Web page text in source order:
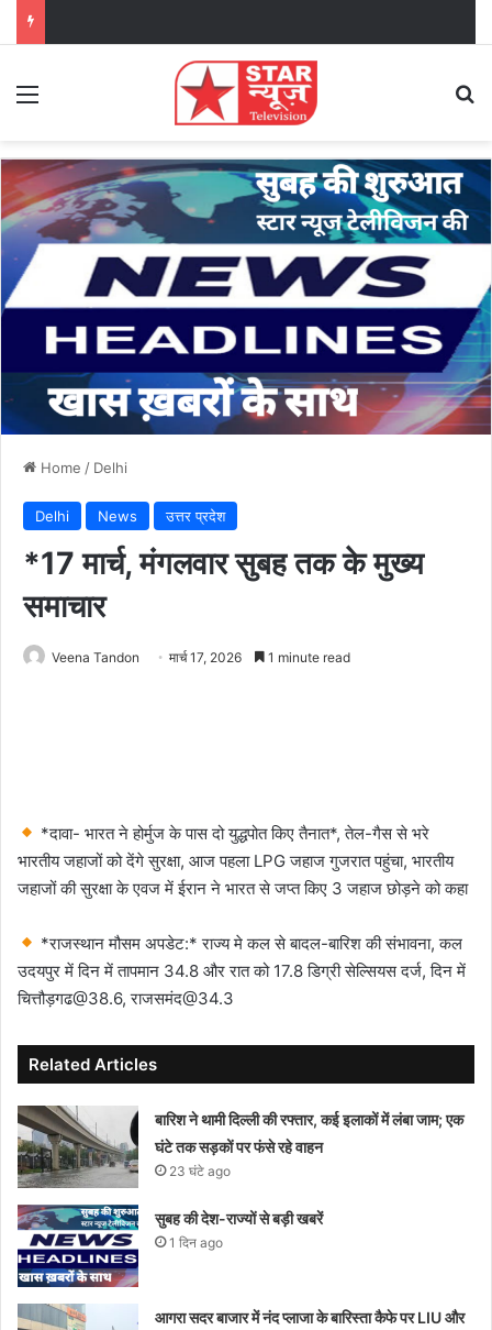
Menu
Home / Delhi
Delhi News उत्तर प्रदेश
*17 मार्च, मंगलवार सुबह तक के मुख्य
समाचार
Veena Tandon मार्च 17, 2026 1 minute read
*दावा- भारत ने होर्मुज के पास दो युद्धपोत किए तैनात*, तेल-गैस से भरे
भारतीय जहाजों को देंगे सुरक्षा, आज पहला LPG जहाज गुजरात पहुंचा, भारतीय
जहाजों की सुरक्षा के एवज में ईरान ने भारत से जप्त किए 3 जहाज छोड़ने को कहा
*राजस्थान मौसम अपडेट:* राज्य मे कल से बादल-बारिश की संभावना, कल
उदयपुर में दिन में तापमान 34.8 और रात को 17.8 डिग्री सेल्सियस दर्ज, दिन में
चित्तौड़गढ@38.6, राजसमंद@34.3
Related Articles
बारिश ने थामी दिल्ली की रफ्तार, कई इलाकों में लंबा जाम; एक
घंटे तक सड़कों पर फंसे रहे वाहन
23 घंटे ago
सुबह की देश-राज्यों से बड़ी खबरें
1 दिन ago
आगरा सदर बाजार में नंद प्लाजा के बारिस्ता कैफे पर LIU और